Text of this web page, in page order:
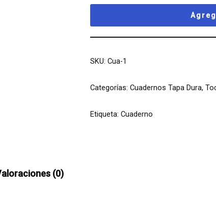
SKU:Cua-1
Categorías:Cuadernos Tapa Dura,
Etiqueta:Cuaderno
(0)